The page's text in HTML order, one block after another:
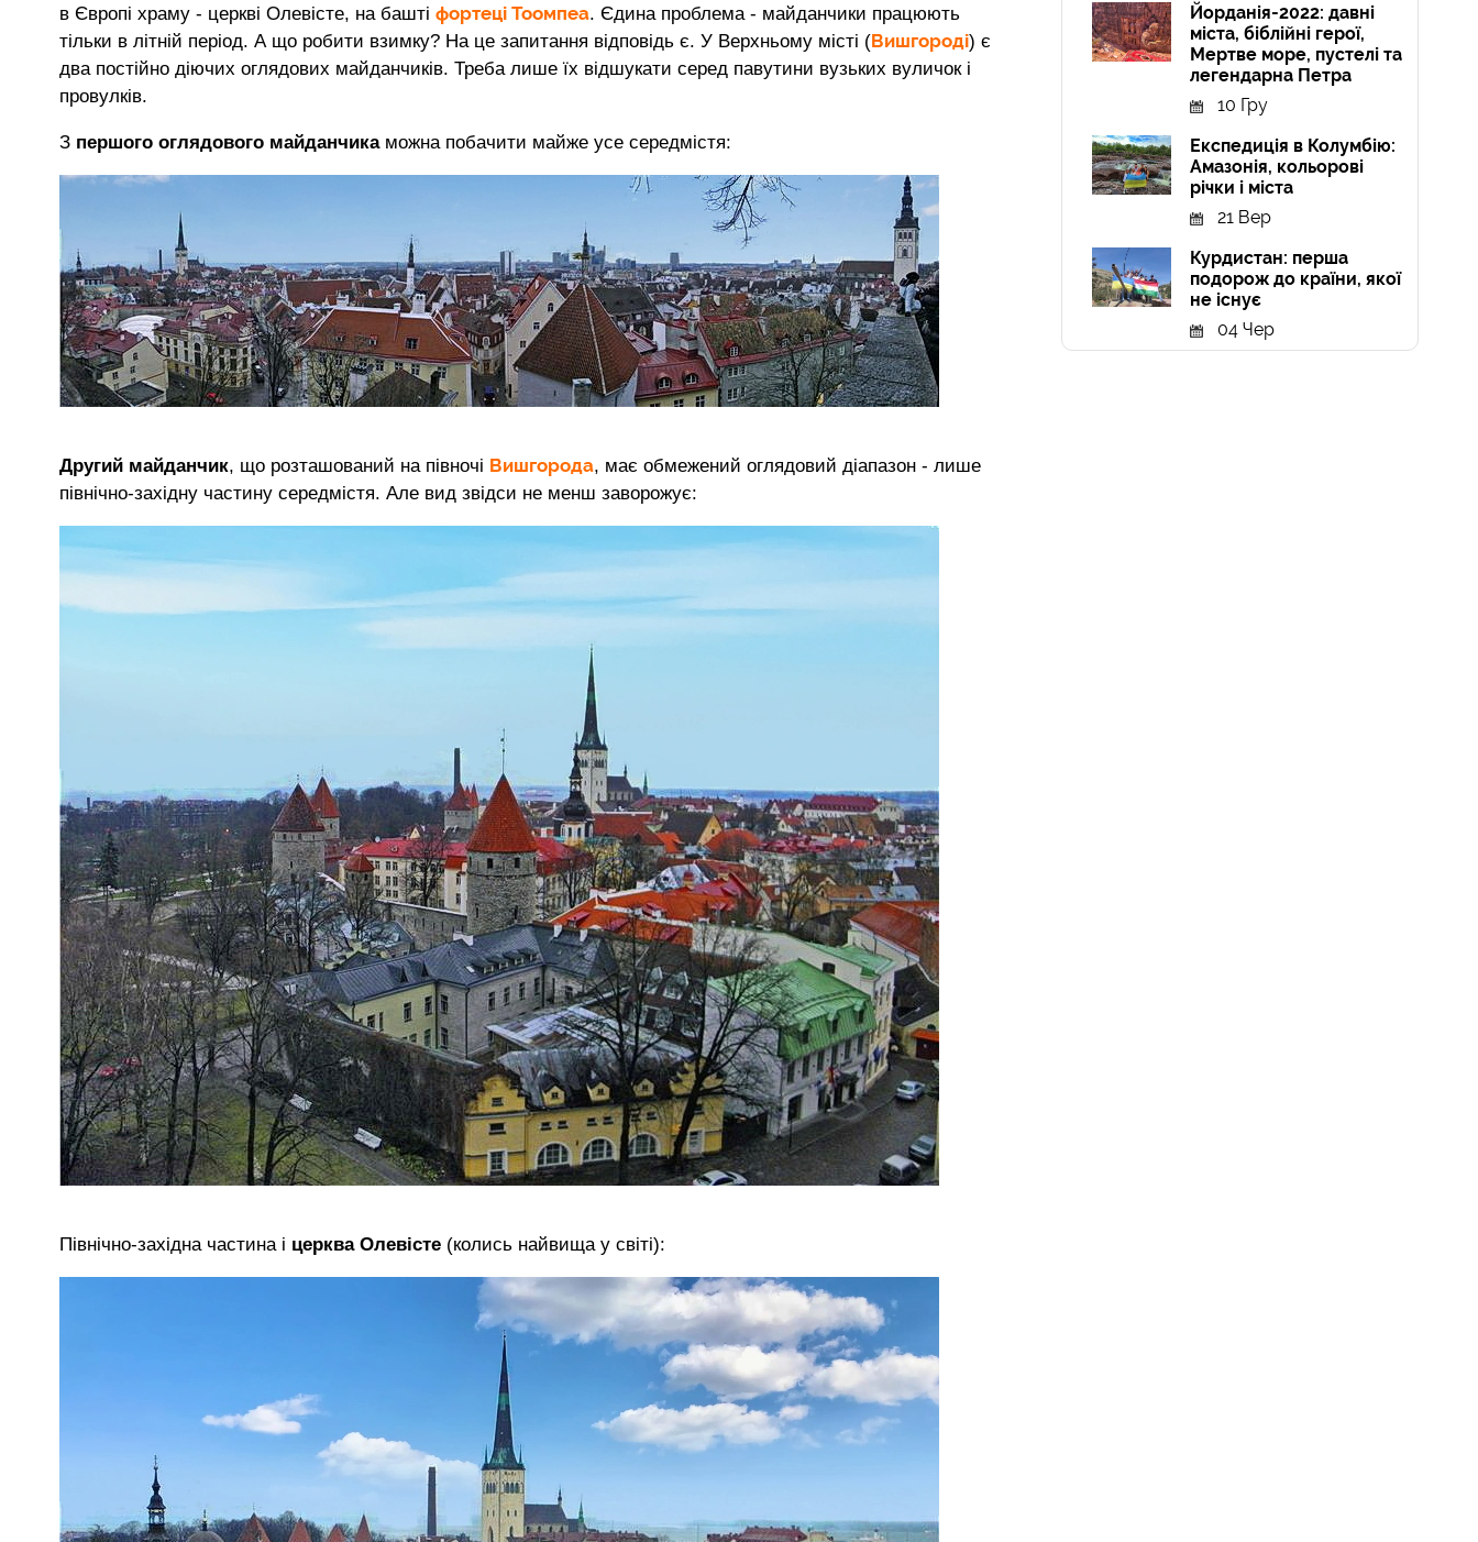
в Європі храму - церкві Олевісте, на башті фортеці Тоомпеа. Єдина проблема - майданчики працюють
тільки в літній період. А що робити взимку? На це запитання відповідь є. У Верхньому місті (Вишгороді) є
два постійно діючих оглядових майданчиків. Треба лише їх відшукати серед павутини вузьких вуличок і
провулків.
З першого оглядового майданчикаможна побачити майже усе середмістя:
Другий майданчик, що розташований на півночі Вишгорода, має обмежений оглядовий діапазон - лише
північно-західну частину середмістя. Але вид звідси не менш заворожує:
Північно-західна частина і церква Олевісте (колись найвища у світі):
Йорданія-2022: давні
міста, біблійні герої,
Мертве море, пустелі та
легендарна Петра
10 Гру
Експедиція в Колумбію:
Амазонія, кольорові
річки і міста
21 Вер
Курдистан: перша
подорож до країни, якої
не існує
04 Чер